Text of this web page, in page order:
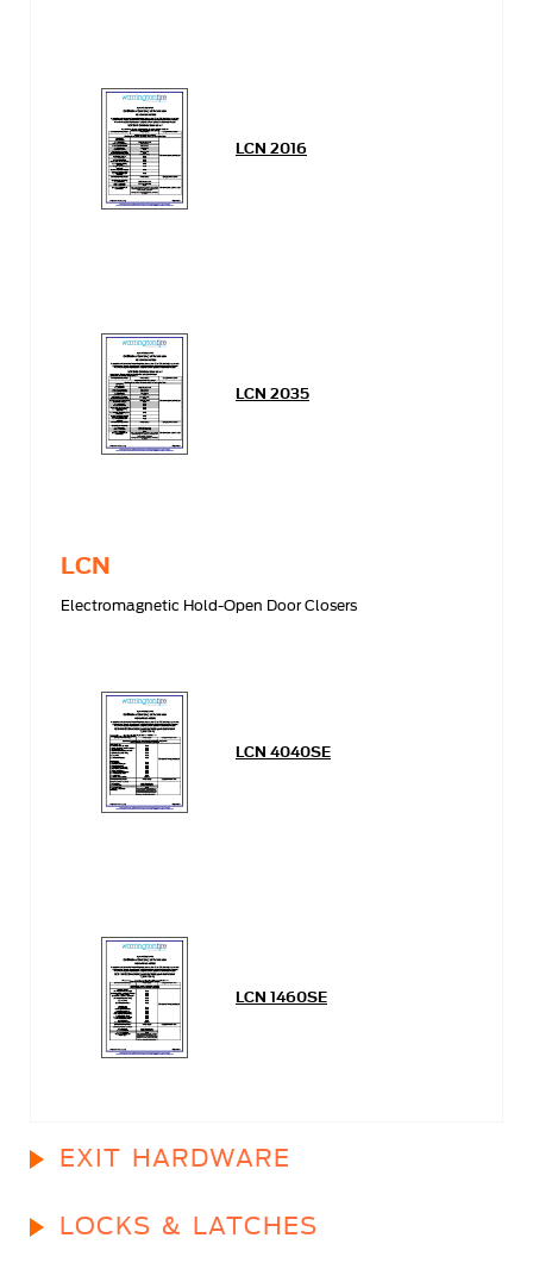
LCN 2016
LCN 2035
LCN
Electromagnetic Hold-Open Door Closers
LCN 4040SE
LCN 1460SE
EXIT HARDWARE
LOCKS & LATCHES